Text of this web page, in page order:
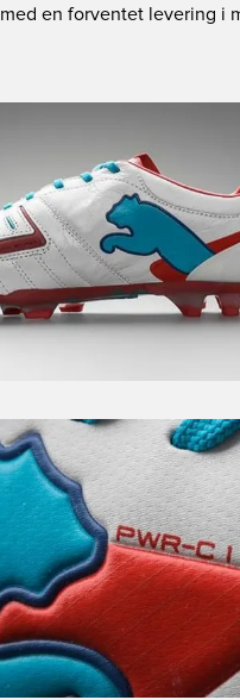
med en forventet levering i